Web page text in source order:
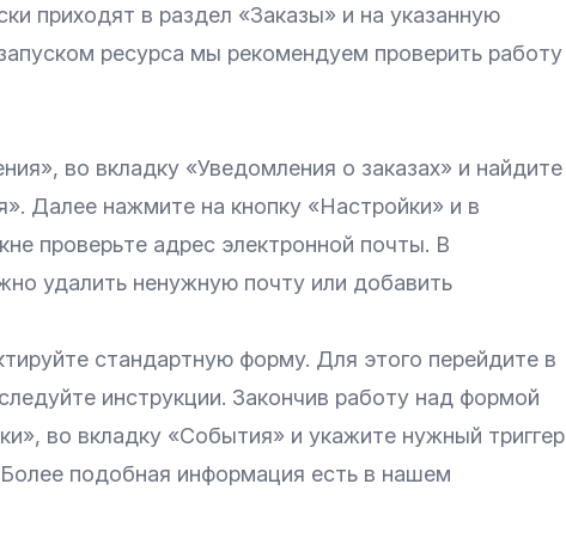
приходят в раздел «Заказы» и на указанную
ресурса мы рекомендуем проверить работу
во вкладку «Уведомления о заказах» и найдите
Далее нажмите на кнопку «Настройки» и в
проверьте адрес электронной почты. В
удалить ненужную почту или добавить
стандартную форму. Для этого перейдите в
инструкции. Закончив работу над формой
во вкладку «События» и укажите нужный триггер
подобная информация есть в нашем